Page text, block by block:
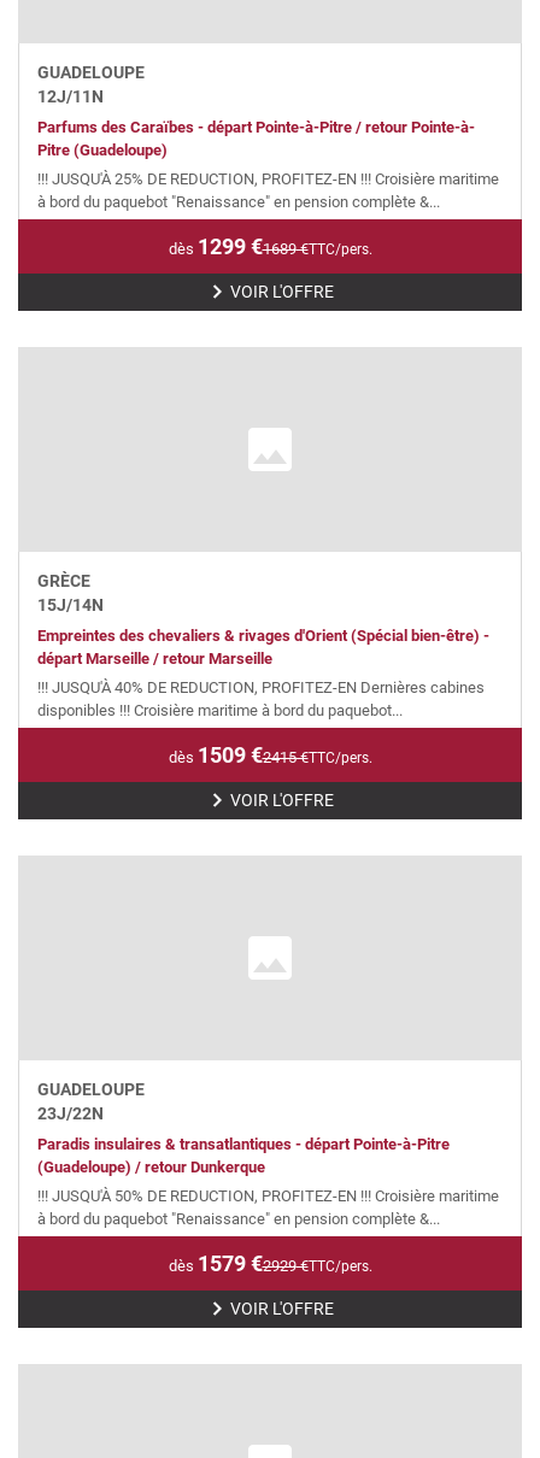
GUADELOUPE
12J/11N
Parfums des Caraïbes - départ Pointe-à-Pitre / retour Pointe-à-
Pitre (Guadeloupe)
!!! JUSQU'À 25% DE REDUCTION, PROFITEZ-EN !!! Croisière maritime
à bord du paquebot "Renaissance" en pension complète &...
dès 1299€1689€TTC/pers.
VOIR L'OFFRE
GRÈCE
15J/14N
Empreintes des chevaliers & rivages d'Orient (Spécial bien-être) -
départ Marseille / retour Marseille
!!! JUSQU'À 40% DE REDUCTION, PROFITEZ-EN Dernières cabines
disponibles !!! Croisière maritime à bord du paquebot...
dès 1509€2415€TTC/pers.
VOIR L'OFFRE
GUADELOUPE
23J/22N
Paradis insulaires & transatlantiques - départ Pointe-à-Pitre
(Guadeloupe) / retour Dunkerque
!!! JUSQU'À 50% DE REDUCTION, PROFITEZ-EN !!! Croisière maritime
à bord du paquebot "Renaissance" en pension complète &...
dès 1579€2929€TTC/pers.
VOIR L'OFFRE